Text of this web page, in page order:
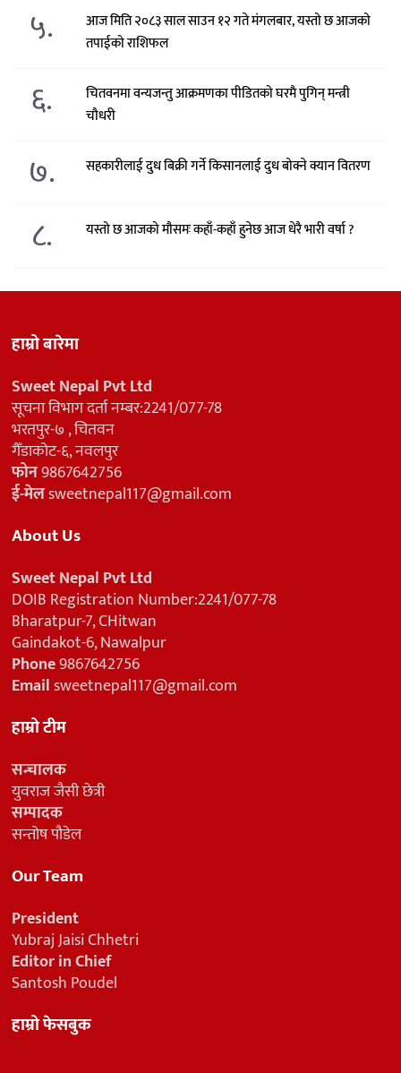
५.
आज मिति २०८३ साल साउन १२ गते मंगलबार, यस्तो छ आजको
तपाईको राशिफल
६.
चितवनमा वन्यजन्तु आक्रमणका पीडितको घरमै पुगिन् मन्त्री
चौधरी
७. सहकारीलाई दुध बिक्री गर्ने किसानलाई दुध बोक्ने क्यान वितरण
८. यस्तो छ आजको मौसमः कहाँ-कहाँ हुनेछ आज धेरै भारी वर्षा ?
हाम्रो बारेमा
Sweet Nepal Pvt Ltd
सूचना विभाग दर्ता नम्बर:2241/077-78
भरतपुर-७ , चितवन
गैँडाकोट-६, नवलपुर
फोन9867642756
ई-मेलsweetnepal117@gmail.com
About Us
Sweet Nepal Pvt Ltd
DOIB Registration Number:2241/077-78
Bharatpur-7, CHitwan
Gaindakot-6, Nawalpur
Phone9867642756
Emailsweetnepal117@gmail.com
हाम्रो टीम
सन्चालक
युवराज जैसी छेत्री
सम्पादक
सन्तोष पौडेल
Our Team
President
Yubraj Jaisi Chhetri
Editor in Chief
Santosh Poudel
हाम्रो फेसबुक